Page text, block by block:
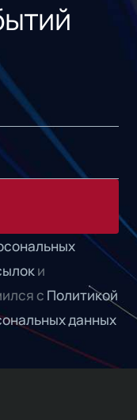
и
с Политикой
данных